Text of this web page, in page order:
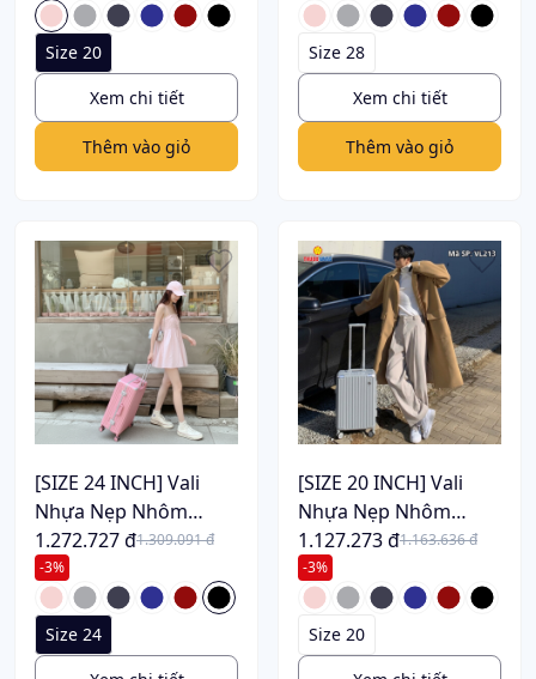
Size 20
Xem chi tiết
Thêm vào giỏ
Size 28
Xem chi tiết
Thêm vào giỏ
[SIZE 24 INCH] Vali
Nhựa Nẹp Nhôm
Khoá Sập VL215
1.272.727 đ1.309.091 đ
-3%
Size 24
[SIZE 20 INCH] Vali
Nhựa Nẹp Nhôm
Khoá Sập VL213
1.127.273 đ1.163.636 đ
-3%
Size 20